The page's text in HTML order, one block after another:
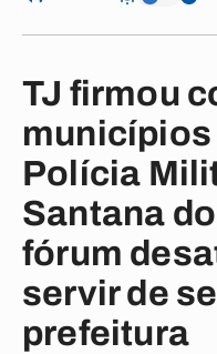
TJ firmou
municípios
Polícia
Santana
fórum
servir de
prefeitura